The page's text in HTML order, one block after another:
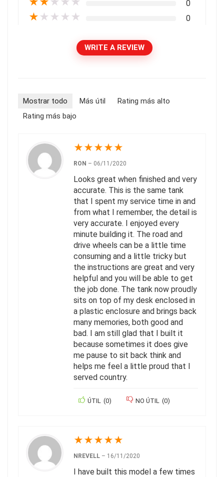
0
★ ★ ★ ★ ★ 0
WRITE A REVIEW
Mostrar todo Más útil
Rating más alto
Rating más bajo
★★★★★
RON – 06/11/2020
Looks great when finished and very
accurate. This is the same tank
that I spent my service time in and
from what I remember, the detail is
very accurate. I enjoyed every
minute building it. The road and
drive wheels can be a little time
consuming and a little tricky but
the instructions are great and very
helpful and you will be able to get
the job done. The tank now proudly
sits on top of my desk enclosed in
a plastic enclosure and brings back
many memories, both good and
bad. I am still glad that I built it
because sometimes it does give
me pause to sit back think and
helps me feel a little proud that I
served country.
ÚTIL (0) NO ÚTIL (0)
★★★★★
NREVELL – 16/11/2020
I have built this model a few times